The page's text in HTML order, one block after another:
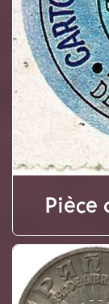
Pièce